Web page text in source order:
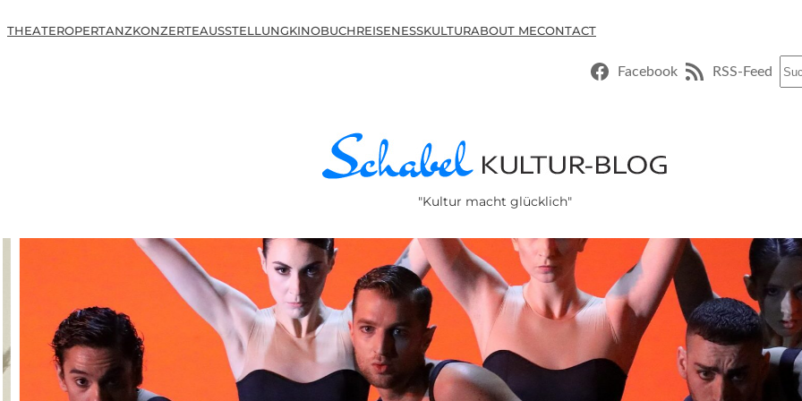
THEATEROPERTANZKONZERTEAUSSTELLUNGKINOBUCHREISENESSKULTURABOUT MECONTACT
Facebook RSS-Feed
"Kultur macht glücklich"